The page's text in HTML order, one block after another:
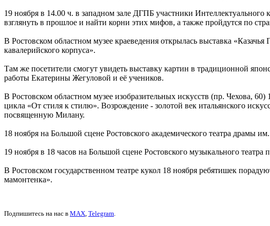
19 ноября в 14.00 ч. в западном зале ДГПБ участники
взглянуть в прошлое и найти корни этих мифов, а также пройдутся по
В Ростовском областном музее краеведения открылась выставка
кавалерийского корпуса».
Там же посетители смогут увидеть выставку картин в традиционной
работы Екатерины Жегуловой и её учеников.
В Ростовском областном музее изобразительных искусств (пр. Чехова,
цикла «От стиля к стилю». Возрождение - золотой век итальянского
посвященную Милану.
18 ноября на Большой сцене Ростовского академического театра драмы
19 ноября в 18 часов на Большой сцене Ростовского музыкального театра
В Ростовском государственном театре кукол 18 ноября ребятишек
мамонтенка».
Подпишитесь на нас в MAX, Telegram.